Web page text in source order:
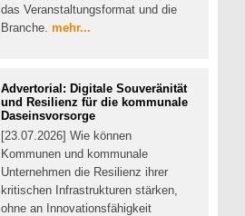
das Veranstaltungsformat und die
Branche. mehr...
Advertorial: Digitale Souveränität
und Resilienz für die kommunale
Daseinsvorsorge
[23.07.2026] Wie können
Kommunen und kommunale
Unternehmen die Resilienz ihrer
kritischen Infrastrukturen stärken,
ohne an Innovationsfähigkeit